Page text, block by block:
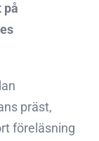
på
präst,
föreläsning